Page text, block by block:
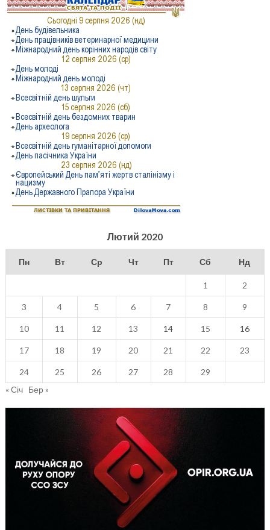
Лютий 2020
Пн Вт Ср Чт Пт Сб Нд
1 2
3 4 5 6 7 8 9
10 11 12 13 14 15 16
17 18 19 20 21 22 23
24 25 26 27 28
29
« Січ Бер »